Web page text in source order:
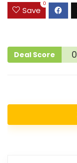
Save
0
Deal Score 0